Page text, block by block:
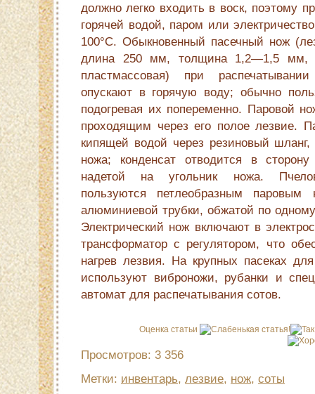
должно легко входить в воск, поэтому
горячей водой, паром или
100°С. Обыкновенный пасечный нож
длина 250 мм, толщина 1,2—1,5 мм,
пластмассовая) при
опускают в горячую воду; обычно
подогревая их попеременно. Паровой
проходящим через его полое лезвие.
кипящей водой через резиновый
ножа; конденсат отводится в
надетой на угольник ножа.
пользуются петлеобразным
алюминиевой трубки, обжатой по
Электрический нож включают в
трансформатор с регулятором, что
нагрев лезвия. На крупных пасеках
используют виброножи, рубанки и
автомат для распечатывания сотов.
Оценка статьи
Просмотров: 3 356
Метки: инвентарь, лезвие, нож, соты